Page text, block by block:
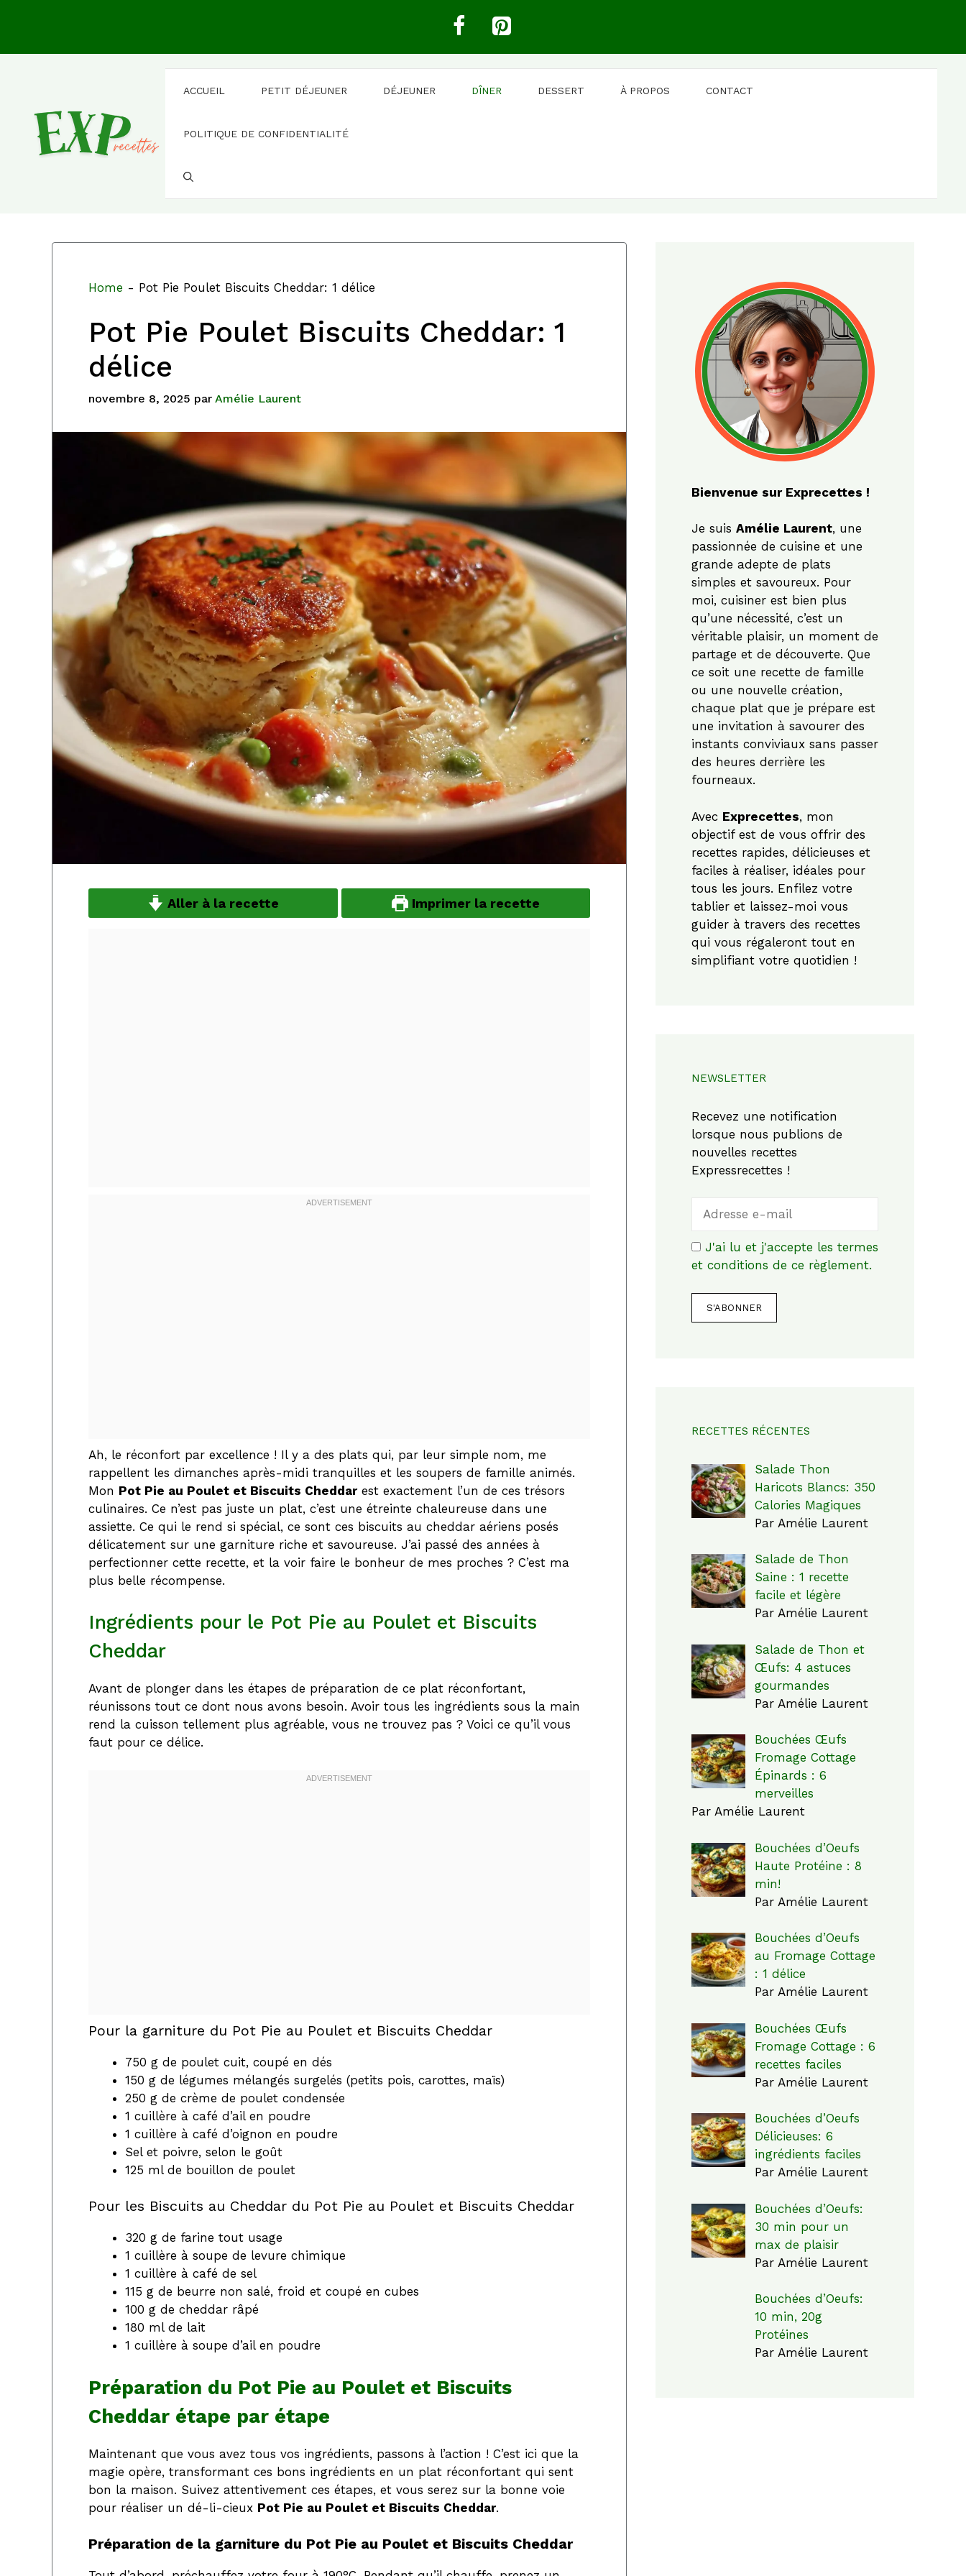
ACCUEIL PETIT DÉJEUNER DÉJEUNER DÎNER DESSERT À PROPOS CONTACT
POLITIQUE DE CONFIDENTIALITÉ
Home - Pot Pie Poulet Biscuits Cheddar: 1 délice
Pot Pie Poulet Biscuits Cheddar: 1
délice
novembre 8, 2025 par Amélie Laurent
Aller à la recette Imprimer la recette
Ah, le réconfort par excellence ! Il y a des plats qui, par leur simple nom, me
rappellent les dimanches après-midi tranquilles et les soupers de famille animés.
Mon Pot Pie au Poulet et Biscuits Cheddarest exactement l’un de ces trésors
culinaires. Ce n’est pas juste un plat, c’est une étreinte chaleureuse dans une
assiette. Ce qui le rend si spécial, ce sont ces biscuits au cheddar aériens posés
délicatement sur une garniture riche et savoureuse. J’ai passé des années à
perfectionner cette recette, et la voir faire le bonheur de mes proches ? C’est ma
plus belle récompense.
Ingrédients pour le Pot Pie au Poulet et Biscuits
Cheddar
Avant de plonger dans les étapes de préparation de ce plat réconfortant,
réunissons tout ce dont nous avons besoin. Avoir tous les ingrédients sous la main
rend la cuisson tellement plus agréable, vous ne trouvez pas ? Voici ce qu’il vous
faut pour ce délice.
Pour la garniture du Pot Pie au Poulet et Biscuits Cheddar
750 g de poulet cuit, coupé en dés
150 g de légumes mélangés surgelés (petits pois, carottes, maïs)
250 g de crème de poulet condensée
1 cuillère à café d’ail en poudre
1 cuillère à café d’oignon en poudre
Sel et poivre, selon le goût
125 ml de bouillon de poulet
Pour les Biscuits au Cheddar du Pot Pie au Poulet et Biscuits Cheddar
320 g de farine tout usage
1 cuillère à soupe de levure chimique
1 cuillère à café de sel
115 g de beurre non salé, froid et coupé en cubes
100 g de cheddar râpé
180 ml de lait
1 cuillère à soupe d’ail en poudre
Préparation du Pot Pie au Poulet et Biscuits
Cheddar étape par étape
Maintenant que vous avez tous vos ingrédients, passons à l’action ! C’est ici que la
magie opère, transformant ces bons ingrédients en un plat réconfortant qui sent
bon la maison. Suivez attentivement ces étapes, et vous serez sur la bonne voie
pour réaliser un dé-li-cieux Pot Pie au Poulet et Biscuits Cheddar.
Préparation de la garniture du Pot Pie au Poulet et Biscuits Cheddar
Bienvenue sur Exprecettes !
Je suis Amélie Laurent, une
passionnée de cuisine et une
grande adepte de plats
simples et savoureux. Pour
moi, cuisiner est bien plus
qu’une nécessité, c’est un
véritable plaisir, un moment de
partage et de découverte. Que
ce soit une recette de famille
ou une nouvelle création,
chaque plat que je prépare est
une invitation à savourer des
instants conviviaux sans passer
des heures derrière les
fourneaux.
Avec Exprecettes, mon
objectif est de vous offrir des
recettes rapides, délicieuses et
faciles à réaliser, idéales pour
tous les jours. Enfilez votre
tablier et laissez-moi vous
guider à travers des recettes
qui vous régaleront tout en
simplifiant votre quotidien !
NEWSLETTER
Recevez une notification
lorsque nous publions de
nouvelles recettes
Expressrecettes !
J'ai lu et j'accepte les termes
et conditions de ce règlement.
RECETTES RÉCENTES
Salade Thon
Haricots Blancs: 350
Calories Magiques
Par Amélie Laurent
Salade de Thon
Saine : 1 recette
facile et légère
Par Amélie Laurent
Salade de Thon et
Œufs: 4 astuces
gourmandes
Par Amélie Laurent
Bouchées Œufs
Fromage Cottage
Épinards : 6
merveilles
Par Amélie Laurent
Bouchées d’Oeufs
Haute Protéine : 8
min!
Par Amélie Laurent
Bouchées d’Oeufs
au Fromage Cottage
: 1 délice
Par Amélie Laurent
Bouchées Œufs
Fromage Cottage : 6
recettes faciles
Par Amélie Laurent
Bouchées d’Oeufs
Délicieuses: 6
ingrédients faciles
Par Amélie Laurent
Bouchées d’Oeufs:
30 min pour un
max de plaisir
Par Amélie Laurent
Bouchées d’Oeufs:
10 min, 20g
Protéines
Par Amélie Laurent